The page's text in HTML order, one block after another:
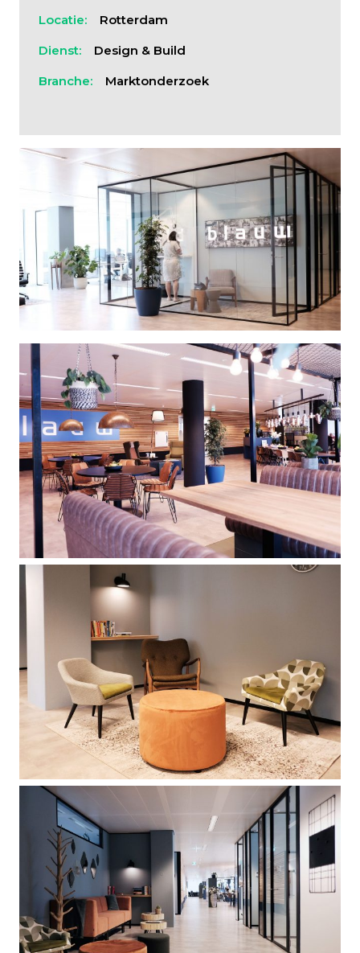
Locatie:
Rotterdam
Dienst:
Design & Build
Branche:
Marktonderzoek